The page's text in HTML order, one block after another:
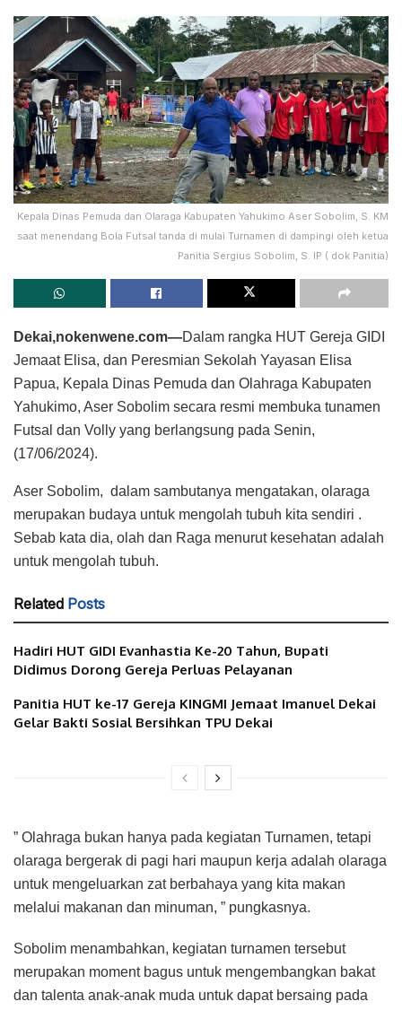
Kepala Dinas Pemuda dan Olaraga Kabupaten Yahukimo Aser Sobolim, S. KM
saat menendang Bola Futsal tanda di mulai Turnamen di dampingi oleh ketua
Panitia Sergius Sobolim, S. IP ( dok Panitia)
Dekai,nokenwene.com—Dalam rangka HUT Gereja GIDI
Jemaat Elisa, dan Peresmian Sekolah Yayasan Elisa
Papua, Kepala Dinas Pemuda dan Olahraga Kabupaten
Yahukimo, Aser Sobolim secara resmi membuka tunamen
Futsal dan Volly yang berlangsung pada Senin,
(17/06/2024).
Aser Sobolim, dalam sambutanya mengatakan, olaraga
merupakan budaya untuk mengolah tubuh kita sendiri .
Sebab kata dia, olah dan Raga menurut kesehatan adalah
untuk mengolah tubuh.
Related Posts
Hadiri HUT GIDI Evanhastia Ke-20 Tahun, Bupati
Didimus Dorong Gereja Perluas Pelayanan
Panitia HUT ke-17 Gereja KINGMI Jemaat Imanuel Dekai
Gelar Bakti Sosial Bersihkan TPU Dekai
” Olahraga bukan hanya pada kegiatan Turnamen, tetapi
olaraga bergerak di pagi hari maupun kerja adalah olaraga
untuk mengeluarkan zat berbahaya yang kita makan
melalui makanan dan minuman, ” pungkasnya.
Sobolim menambahkan, kegiatan turnamen tersebut
merupakan moment bagus untuk mengembangkan bakat
dan talenta anak-anak muda untuk dapat bersaing pada